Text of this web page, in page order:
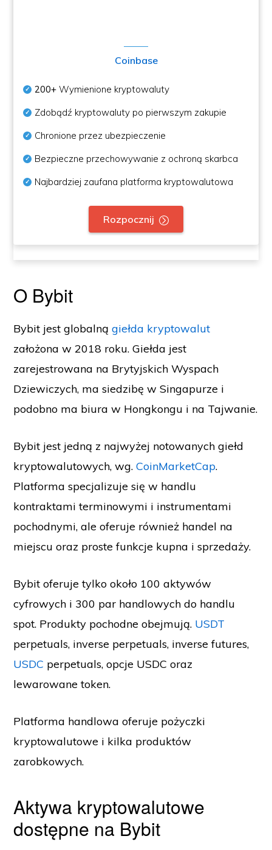
Coinbase
200+ Wymienione kryptowaluty
Zdobądź kryptowaluty po pierwszym zakupie
Chronione przez ubezpieczenie
Bezpieczne przechowywanie z ochroną skarbca
Najbardziej zaufana platforma kryptowalutowa
Rozpocznij
O Bybit
Bybit jest globalnągiełda kryptowalut
założona w 2018 roku. Giełda jest
zarejestrowana na Brytyjskich Wyspach
Dziewiczych, ma siedzibę w Singapurze i
podobno ma biura w Hongkongu i na Tajwanie.
Bybit jest jedną z najwyżej notowanych giełd
kryptowalutowych, wg.CoinMarketCap.
Platforma specjalizuje się w handlu
kontraktami terminowymi i instrumentami
pochodnymi, ale oferuje również handel na
miejscu oraz proste funkcje kupna i sprzedaży.
Bybit oferuje tylko około 100 aktywów
cyfrowych i 300 par handlowych do handlu
spot. Produkty pochodne obejmują. USDT
perpetuals, inverse perpetuals, inverse futures,
USDC perpetuals, opcje USDC oraz
lewarowane token.
Platforma handlowa oferuje pożyczki
kryptowalutowe i kilka produktów
zarobkowych.
Aktywa kryptowalutowe
dostępne na Bybit